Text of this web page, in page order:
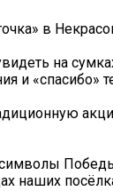
в
на
и «спасибо»
наших